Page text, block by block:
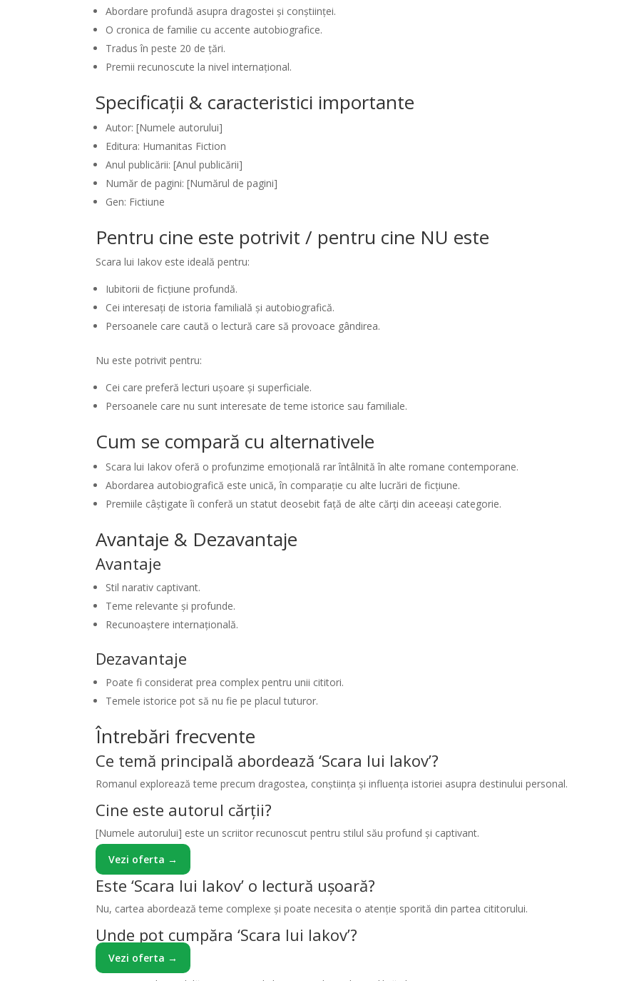
Abordare profundă asupra dragostei și conștiinței.
O cronica de familie cu accente autobiografice.
Tradus în peste 20 de țări.
Premii recunoscute la nivel internațional.
Specificații & caracteristici importante
Autor: [Numele autorului]
Editura: Humanitas Fiction
Anul publicării: [Anul publicării]
Număr de pagini: [Numărul de pagini]
Gen: Fictiune
Pentru cine este potrivit / pentru cine NU este
Scara lui Iakov este ideală pentru:
Iubitorii de ficțiune profundă.
Cei interesați de istoria familială și autobiografică.
Persoanele care caută o lectură care să provoace gândirea.
Nu este potrivit pentru:
Cei care preferă lecturi ușoare și superficiale.
Persoanele care nu sunt interesate de teme istorice sau familiale.
Cum se compară cu alternativele
Scara lui Iakov oferă o profunzime emoțională rar întâlnită în alte romane contemporane.
Abordarea autobiografică este unică, în comparație cu alte lucrări de ficțiune.
Premiile câștigate îi conferă un statut deosebit față de alte cărți din aceeași categorie.
Avantaje & Dezavantaje
Avantaje
Stil narativ captivant.
Teme relevante și profunde.
Recunoaștere internațională.
Dezavantaje
Poate fi considerat prea complex pentru unii cititori.
Temele istorice pot să nu fie pe placul tuturor.
Întrebări frecvente
Ce temă principală abordează ‘Scara lui Iakov’?
Romanul explorează teme precum dragostea, conștiința și influența istoriei asupra destinului personal.
Cine este autorul cărții?
[Numele autorului] este un scriitor recunoscut pentru stilul său profund și captivant.
Vezi oferta →
Este ‘Scara lui Iakov’ o lectură ușoară?
Nu, cartea abordează teme complexe și poate necesita o atenție sporită din partea cititorului.
Unde pot cumpăra ‘Scara lui Iakov’?
Vezi oferta →